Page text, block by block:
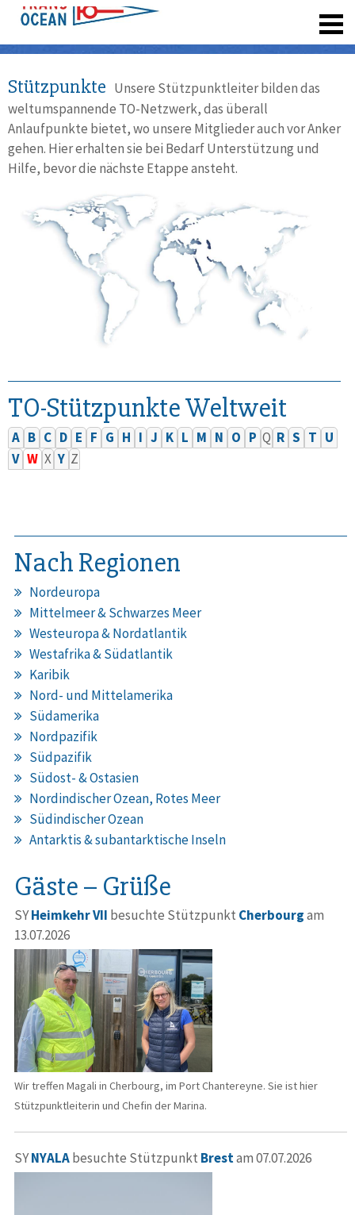
Stützpunkte Unsere Stützpunktleiter bilden das
weltumspannende TO-Netzwerk, das überall
Anlaufpunkte bietet, wo unsere Mitglieder auch vor Anker
gehen. Hier erhalten sie bei Bedarf Unterstützung und
Hilfe, bevor die nächste Etappe ansteht.
TO-Stützpunkte Weltweit
A B C D E F G H I J K L M N O P Q R S T U
V W X Y Z
Nach Regionen
Nordeuropa
Mittelmeer & Schwarzes Meer
Westeuropa & Nordatlantik
Westafrika & Südatlantik
Karibik
Nord- und Mittelamerika
Südamerika
Nordpazifik
Südpazifik
Südost- & Ostasien
Nordindischer Ozean, Rotes Meer
Südindischer Ozean
Antarktis & subantarktische Inseln
Gäste – Grüße
SYHeimkehr VII besuchte Stützpunkt Cherbourgam
13.07.2026
Wir treffen Magali in Cherbourg, im Port Chantereyne. Sie ist hier
Stützpunktleiterin und Chefin der Marina.
SYNYALAbesuchte Stützpunkt Brestam 07.07.2026